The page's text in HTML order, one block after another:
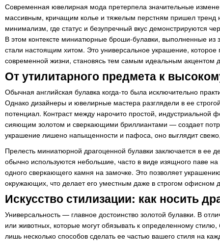
Современная ювелирная мода претерпела значительные
массивным, кричащим колье и тяжелым перстням пришел
минимализм, где статус и безупречный вкус демонстрируются
В этом контексте миниатюрные броши-булавки, выполненные из
стали настоящим хитом. Это универсальное украшение, которое
современной жизни, становясь тем самым идеальным акцентом
От утилитарного предмета к
Обычная английская булавка когда-то была исключительно
Однако дизайнеры и ювелирные мастера разглядели в ее
потенциал. Контраст между нарочито простой,
сияющим золотом и сверкающими бриллиантами — создает
украшение лишено напыщенности и пафоса, оно выглядит
Прелесть миниатюрной драгоценной булавки заключается в ее
обычно используются небольшие, часто в виде изящного паве
одного сверкающего камня на замочке. Это позволяет
окружающих, что делает его уместным даже в строгом офисном
Искусство стилизации: как носить
Универсальность — главное достоинство золотой булавки. В
или животных, которые могут обязывать к определенному
лишь несколько способов сделать ее частью вашего стиля на